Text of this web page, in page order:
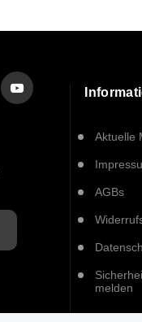
Aktuelle
AGBs
melden